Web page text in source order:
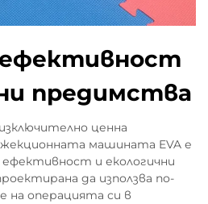
ефективност
предимства
ценна
машината EVA е
и екологични
да използва по-
на операцията си в